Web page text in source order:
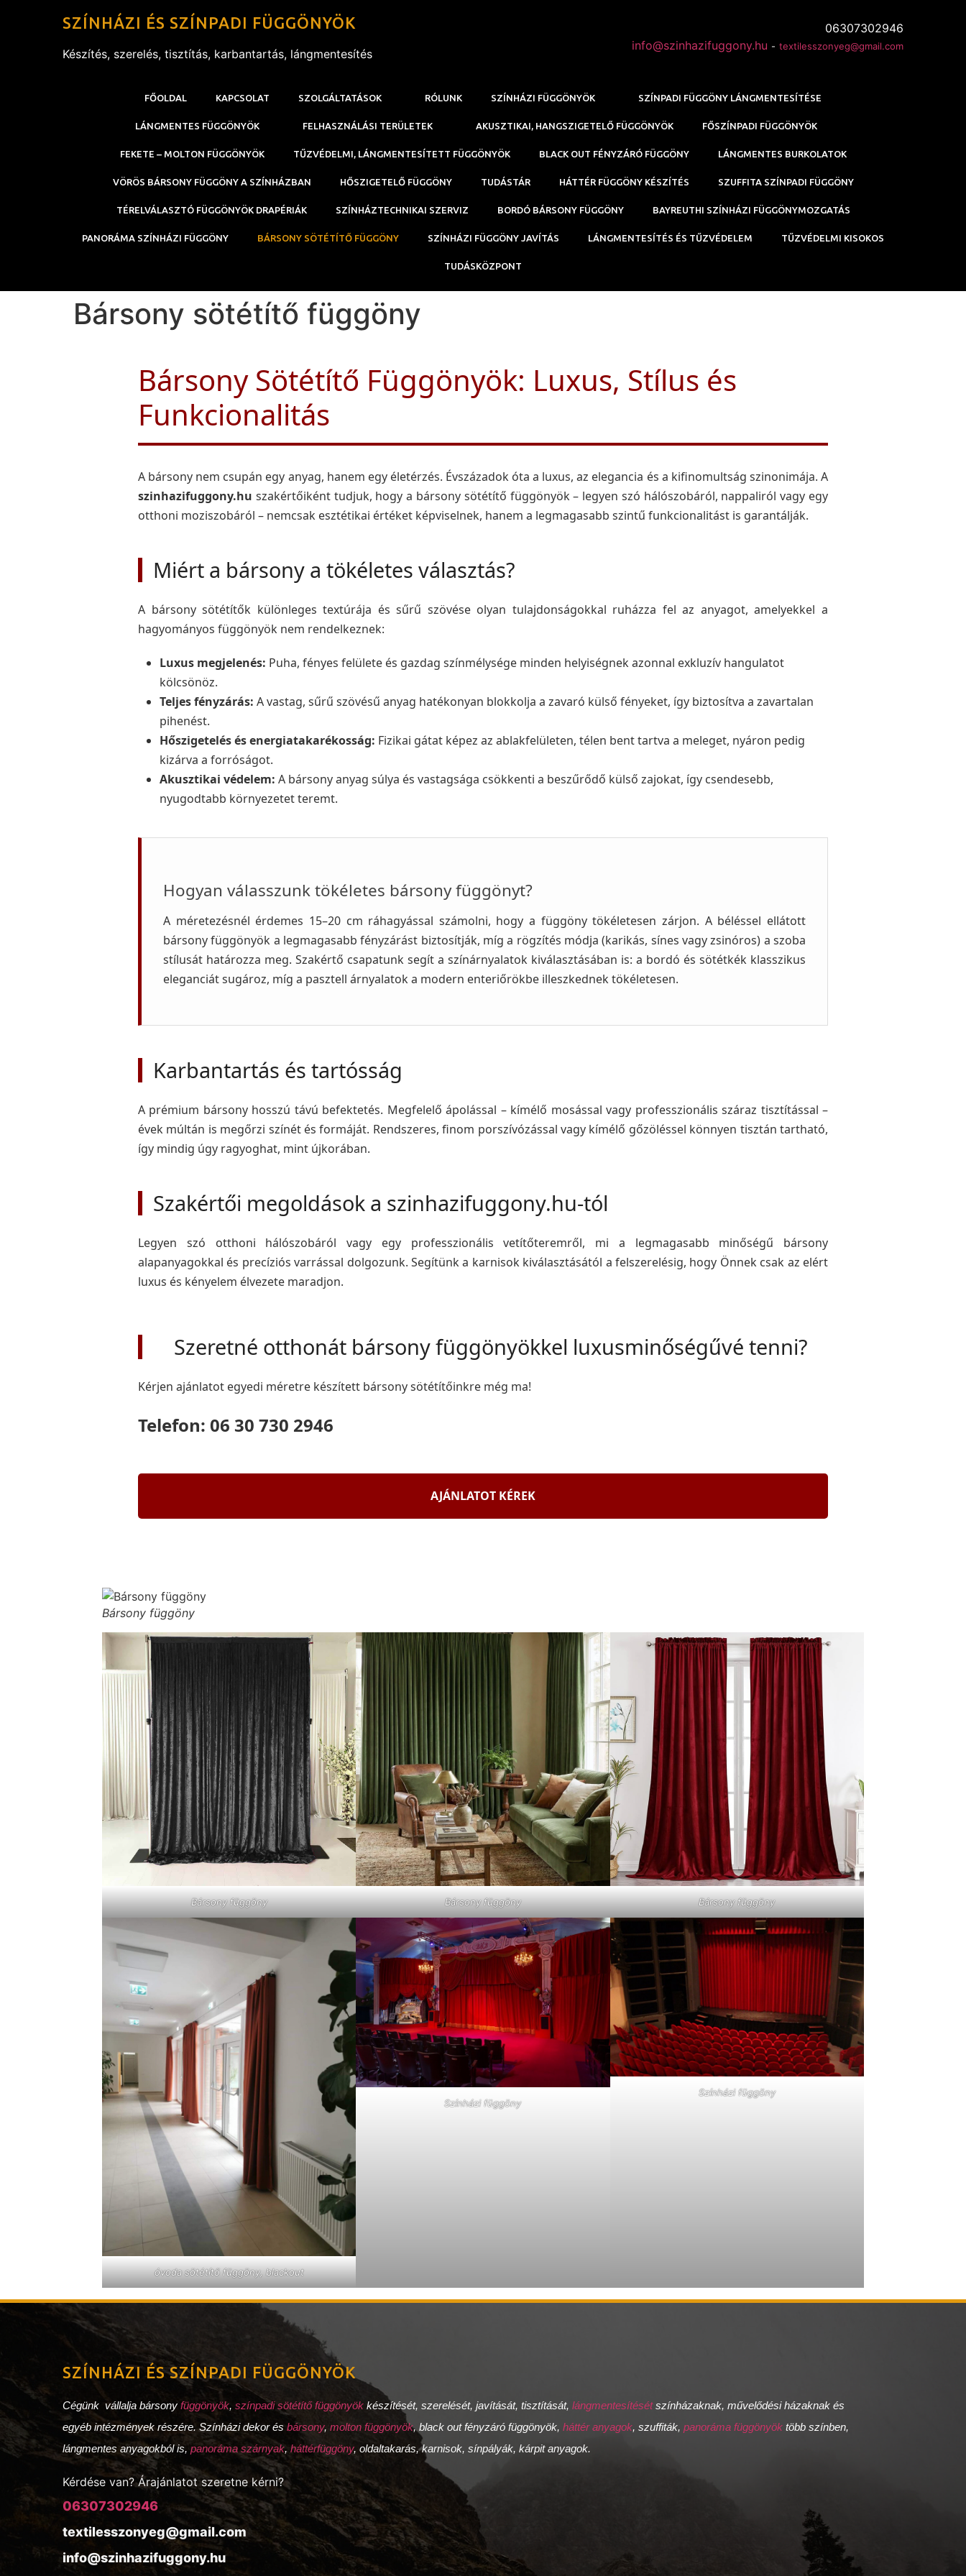
SZÍNHÁZI ÉS SZÍNPADI FÜGGÖNYÖK
Készítés, szerelés, tisztítás, karbantartás, lángmentesítés
06307302946
info@szinhazifuggony.hu - textilesszonyeg@gmail.com
FŐOLDAL KAPCSOLAT SZOLGÁLTATÁSOK RÓLUNK SZÍNHÁZI FÜGGÖNYÖK SZÍNPADI FÜGGÖNY LÁNGMENTESÍTÉSE
LÁNGMENTES FÜGGÖNYÖK FELHASZNÁLÁSI TERÜLETEK AKUSZTIKAI, HANGSZIGETELŐ FÜGGÖNYÖK FŐSZÍNPADI FÜGGÖNYÖK
FEKETE – MOLTON FÜGGÖNYÖK TŰZVÉDELMI, LÁNGMENTESÍTETT FÜGGÖNYÖK BLACK OUT FÉNYZÁRÓ FÜGGÖNY LÁNGMENTES BURKOLATOK
VÖRÖS BÁRSONY FÜGGÖNY A SZÍNHÁZBAN HŐSZIGETELŐ FÜGGÖNY TUDÁSTÁR HÁTTÉR FÜGGÖNY KÉSZÍTÉS SZUFFITA SZÍNPADI FÜGGÖNY
TÉRELVÁLASZTÓ FÜGGÖNYÖK DRAPÉRIÁK SZÍNHÁZTECHNIKAI SZERVIZ BORDÓ BÁRSONY FÜGGÖNY BAYREUTHI SZÍNHÁZI FÜGGÖNYMOZGATÁS
PANORÁMA SZÍNHÁZI FÜGGÖNY BÁRSONY SÖTÉTÍTŐ FÜGGÖNY SZÍNHÁZI FÜGGÖNY JAVÍTÁS LÁNGMENTESÍTÉS ÉS TŰZVÉDELEM TŰZVÉDELMI KISOKOS
TUDÁSKÖZPONT
Bársony sötétítő függöny
Bársony Sötétítő Függönyök: Luxus, Stílus és
Funkcionalitás
A bársony nem csupán egy anyag, hanem egy életérzés. Évszázadok óta a luxus, az elegancia és a kifinomultság szinonimája. A
szinhazifuggony.hu szakértőiként tudjuk, hogy a bársony sötétítő függönyök – legyen szó hálószobáról, nappaliról vagy egy
otthoni moziszobáról – nemcsak esztétikai értéket képviselnek, hanem a legmagasabb szintű funkcionalitást is garantálják.
Miért a bársony a tökéletes választás?
A bársony sötétítők különleges textúrája és sűrű szövése olyan tulajdonságokkal ruházza fel az anyagot, amelyekkel a
hagyományos függönyök nem rendelkeznek:
Luxus megjelenés: Puha, fényes felülete és gazdag színmélysége minden helyiségnek azonnal exkluzív hangulatot
kölcsönöz.
Teljes fényzárás: A vastag, sűrű szövésű anyag hatékonyan blokkolja a zavaró külső fényeket, így biztosítva a zavartalan
pihenést.
Hőszigetelés és energiatakarékosság: Fizikai gátat képez az ablakfelületen, télen bent tartva a meleget, nyáron pedig
kizárva a forróságot.
Akusztikai védelem: A bársony anyag súlya és vastagsága csökkenti a beszűrődő külső zajokat, így csendesebb,
nyugodtabb környezetet teremt.
Hogyan válasszunk tökéletes bársony függönyt?
A méretezésnél érdemes 15–20 cm ráhagyással számolni, hogy a függöny tökéletesen zárjon. A béléssel ellátott
bársony függönyök a legmagasabb fényzárást biztosítják, míg a rögzítés módja (karikás, sínes vagy zsinóros) a szoba
stílusát határozza meg. Szakértő csapatunk segít a színárnyalatok kiválasztásában is: a bordó és sötétkék klasszikus
eleganciát sugároz, míg a pasztell árnyalatok a modern enteriőrökbe illeszkednek tökéletesen.
Karbantartás és tartósság
A prémium bársony hosszú távú befektetés. Megfelelő ápolással – kímélő mosással vagy professzionális száraz tisztítással –
évek múltán is megőrzi színét és formáját. Rendszeres, finom porszívózással vagy kímélő gőzöléssel könnyen tisztán tartható,
így mindig úgy ragyoghat, mint újkorában.
Szakértői megoldások a szinhazifuggony.hu-tól
Legyen szó otthoni hálószobáról vagy egy professzionális vetítőteremről, mi a legmagasabb minőségű bársony
alapanyagokkal és precíziós varrással dolgozunk. Segítünk a karnisok kiválasztásától a felszerelésig, hogy Önnek csak az elért
luxus és kényelem élvezete maradjon.
Szeretné otthonát bársony függönyökkel luxusminőségűvé tenni?
Kérjen ajánlatot egyedi méretre készített bársony sötétítőinkre még ma!
Telefon: 06 30 730 2946
AJÁNLATOT KÉREK
Bársony függöny
Bársony függöny Bársony függöny Bársony függöny
óvoda sötétítő függöny, blackout
Színházi függöny
Színházi függöny
SZÍNHÁZI ÉS SZÍNPADI FÜGGÖNYÖK
Cégünk vállalja bársony függönyök, színpadi sötétítő függönyök készítését, szerelését, javítását, tisztítását, lángmentesítésétszínházaknak, művelődési házaknak és
egyéb intézmények részére. Színházi dekor és bársony, molton függönyök, black out fényzáró függönyök, háttér anyagok, szuffiták, panoráma függönyök több színben,
lángmentes anyagokból is,panoráma szárnyak, háttérfüggöny, oldaltakarás, karnisok, sínpályák, kárpit anyagok.
Kérdése van? Árajánlatot szeretne kérni?
06307302946
textilesszonyeg@gmail.com
info@szinhazifuggony.hu